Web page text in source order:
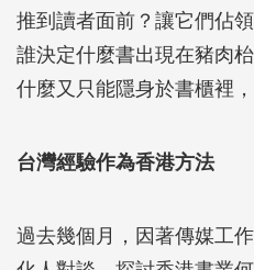
推到讀者面前？讓它們佔
誰決定什麼書出現在豬肉
什麼又只能隱身於書櫃裡
台灣經驗作為香港方法
過去幾個月，因著傳媒工